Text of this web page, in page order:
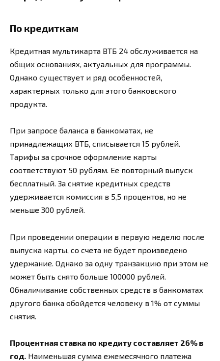
По кредиткам
Кредитная мультикарта ВТБ 24 обслуживается на
общих основаниях, актуальных для программы.
Однако существует и ряд особенностей,
характерных только для этого банковского
продукта.
При запросе баланса в банкоматах, не
принадлежащих ВТБ, списывается 15 рублей.
Тарифы за срочное оформление карты
соответствуют 50 рублям. Ее повторный выпуск
бесплатный. За снятие кредитных средств
удерживается комиссия в 5,5 процентов, но не
меньше 300 рублей.
При проведении операции в первую неделю после
выпуска карты, со счета не будет произведено
удержание. Однако за одну транзакцию при этом не
может быть снято больше 100000 рублей.
Обналичивание собственных средств в банкоматах
другого банка обойдется человеку в 1% от суммы
снятия.
Процентная ставка по кредиту составляет 26% в
год. Наименьшая сумма ежемесячного платежа